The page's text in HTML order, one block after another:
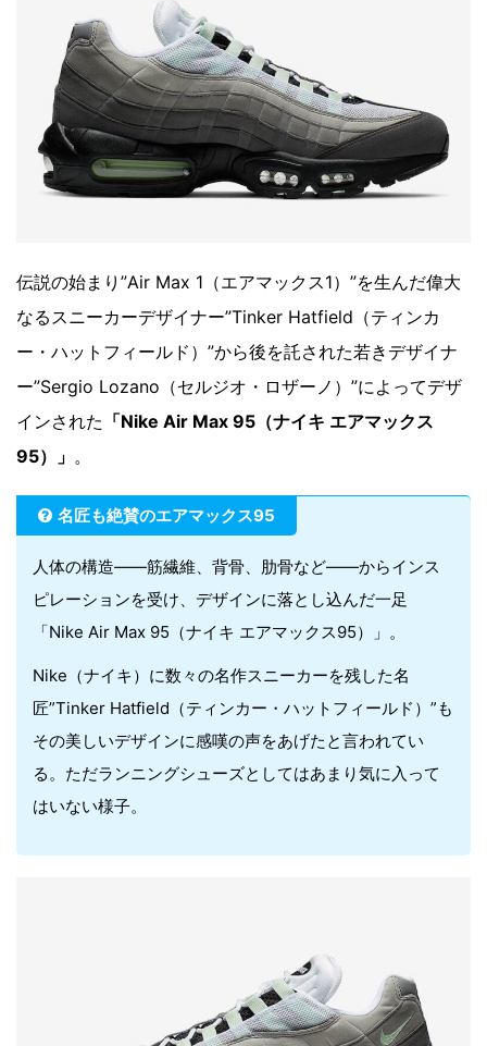
伝説の始まり”Air Max 1（エアマックス1）”を生んだ偉大
なるスニーカーデザイナー”Tinker Hatfield（ティンカ
ー・ハットフィールド）”から後を託された若きデザイナ
ー”Sergio Lozano（セルジオ・ロザーノ）”によってデザ
インされた 「Nike Air Max 95（ナイキ エアマックス
95）」 。
名匠も絶賛のエアマックス95
人体の構造――筋繊維、背骨、肋骨など――からインス
ピレーションを受け、デザインに落とし込んだ一足
「Nike Air Max 95（ナイキ エアマックス95）」。
Nike（ナイキ）に数々の名作スニーカーを残した名
匠”Tinker Hatfield（ティンカー・ハットフィールド）”も
その美しいデザインに感嘆の声をあげたと言われてい
る。ただランニングシューズとしてはあまり気に入って
はいない様子。